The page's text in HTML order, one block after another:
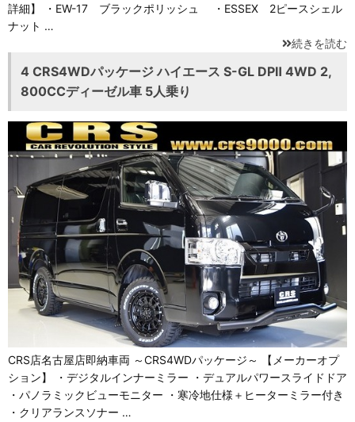
詳細】 ・EW-17 ブラックポリッシュ ・ESSEX 2ピースシェル
ナット …
続きを読む
4 CRS4WDパッケージ ハイエース S-GL DPⅡ 4WD 2,
800CCディーゼル車 5人乗り
CRS店名古屋店即納車両 ～CRS4WDパッケージ～ 【メーカーオプ
ション】 ・デジタルインナーミラー ・デュアルパワースライドドア
・パノラミックビューモニター ・寒冷地仕様＋ヒーターミラー付き
・クリアランスソナー …